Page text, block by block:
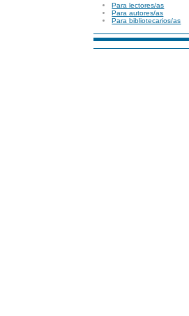
Para lectores/as
Para autores/as
Para bibliotecarios/as